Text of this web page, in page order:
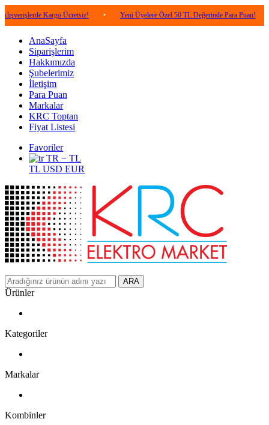
Kargo Ücretsiz! • Yeni Üyelere Özel 50 TL Değerinde Para Puan! •
AnaSayfa
Siparişlerim
Hakkımızda
Şubelerimiz
İletişim
Para Puan
Markalar
KRC Toptan
Fiyat Listesi
Favoriler
TR − TL
TL USD EUR
ARA
Ürünler
Kategoriler
Markalar
Kombinler